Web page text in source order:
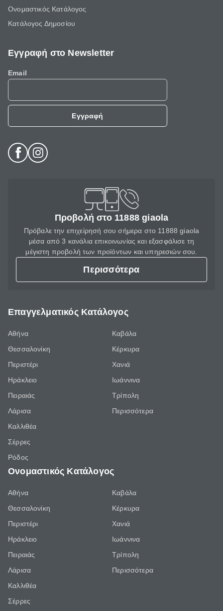
Ονομαστικός Κατάλογος
Κατάλογος Δημοσίου
Εγγραφή στο Newsletter
Email
Εγγραφή
Προβολή στο 11888 giaola
Πρόβαλε την επιχείρησή σου σήμερα στο 11888 giaola
μέσα από 3 κανάλια επικοινωνίας και εξασφάλισε τη
μέγιστη προβολή των προϊόντων και υπηρεσιών σου.
Περισσότερα
Επαγγελματικός Κατάλογος
Αθήνα
Θεσσαλονίκη
Περιστέρι
Ηράκλειο
Πειραιάς
Λάρισα
Καλλιθέα
Σέρρες
Ρόδος
Καβάλα
Κέρκυρα
Χανιά
Ιωάννινα
Τρίπολη
Περισσότερα
Ονομαστικός Κατάλογος
Αθήνα
Θεσσαλονίκη
Περιστέρι
Ηράκλειο
Πειραιάς
Λάρισα
Καλλιθέα
Σέρρες
Καβάλα
Κέρκυρα
Χανιά
Ιωάννινα
Τρίπολη
Περισσότερα